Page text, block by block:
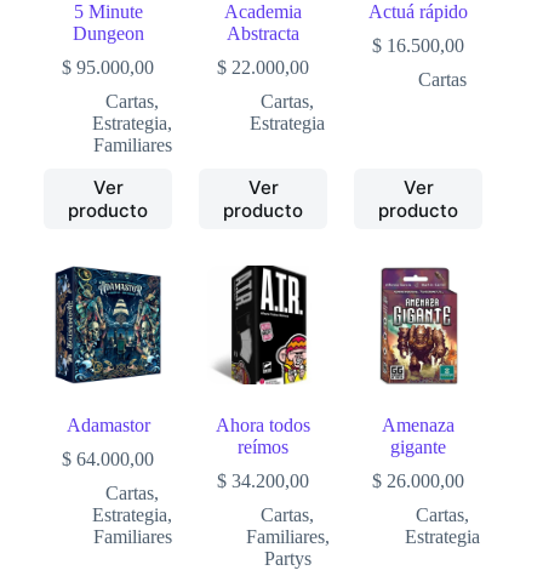
5 Minute
Dungeon
$ 95.000,00
Cartas,
Estrategia,
Familiares
Ver
producto
Academia
Abstracta
$ 22.000,00
Cartas,
Estrategia
Ver
producto
Actuá rápido
$ 16.500,00
Cartas
Ver
producto
Adamastor
$ 64.000,00
Cartas,
Estrategia,
Familiares
Ahora todos
reímos
$ 34.200,00
Cartas,
Familiares,
Partys
Amenaza
gigante
$ 26.000,00
Cartas,
Estrategia